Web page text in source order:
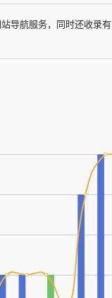
导航服务，同时还收录有